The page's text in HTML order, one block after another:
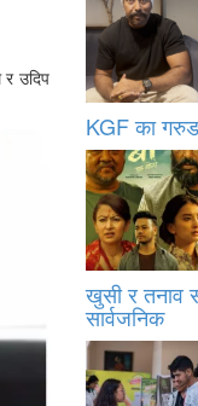
उदिप
KGF का
खुसी र तनाव
सार्वजनिक